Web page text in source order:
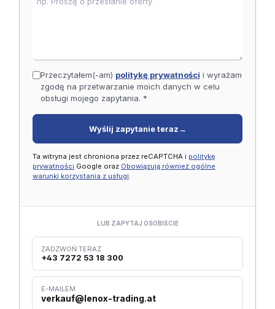
Przeczytałem(-am) politykę prywatności i wyrażam
zgodę na przetwarzanie moich danych w celu
obsługi mojego zapytania. *
Wyślij zapytanie teraz →
Ta witryna jest chroniona przez reCAPTCHA i politykę
prywatności Google oraz Obowiązują również ogólne
warunki korzystania z usługi.
LUB ZAPYTAJ OSOBIŚCIE
ZADZWOŃ TERAZ
+43 7272 53 18 300
E-MAILEM
verkauf@lenox-trading.at